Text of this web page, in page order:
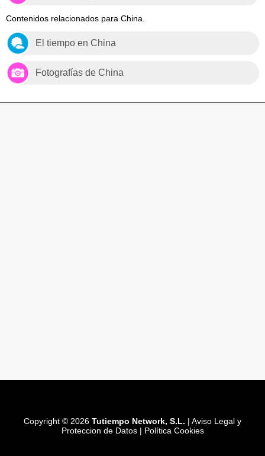
Contenidos relacionados para China.
El tiempo en China
Fotografías de China
Copyright © 2026 Tutiempo Network, S.L. | Aviso Legal y
Proteccion de Datos| Política Cookies